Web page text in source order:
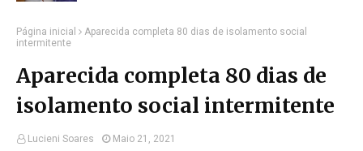
Página inicial
Aparecida completa 80 dias de isolamento social
intermitente
Aparecida completa 80 dias de
isolamento social intermitente
Lucieni Soares Maio 21, 2021